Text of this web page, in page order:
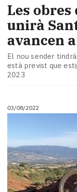
Les
unirà
avancen
El nou sender
està previst que
2023
03/08/2022